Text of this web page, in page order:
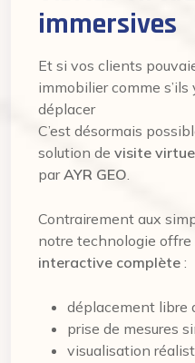
immersives
Et si vos clients
immobilier comme
déplacer
C’est désormais
solution de visite
parAYR GEO.
Contrairement aux
notre technologie offre
interactive complète :
déplacement libre
prise de mesures
visualisation